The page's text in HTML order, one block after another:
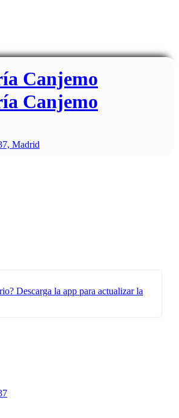
Canjemo
Canjemo
Madrid
Descarga la app para actualizar la